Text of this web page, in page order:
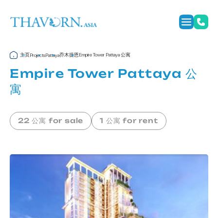
主页ProjectsPattaya乔木提恩Empire Tower Pattaya 公寓
Empire Tower Pattaya 公
寓
22 公寓 for sale 1 公寓 for rent